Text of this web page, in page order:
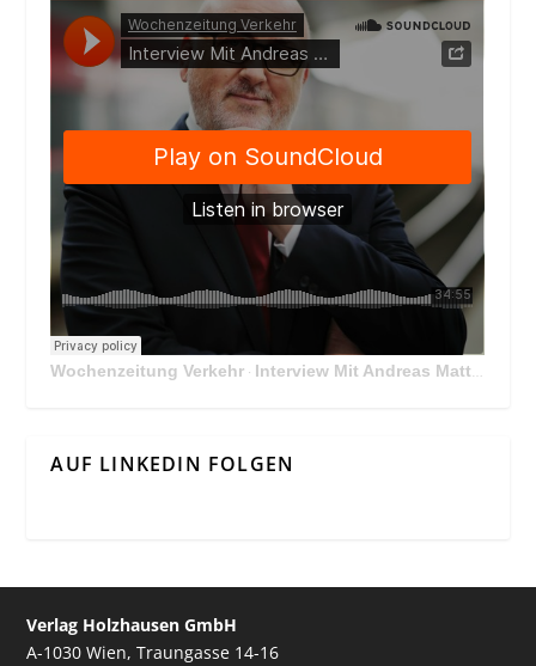
Wochenzeitung Verkehr · Interview Mit Andreas Matthä, CEO der ÖBB Holding
AUF LINKEDIN FOLGEN
Verlag Holzhausen GmbH
A-1030 Wien, Traungasse 14-16